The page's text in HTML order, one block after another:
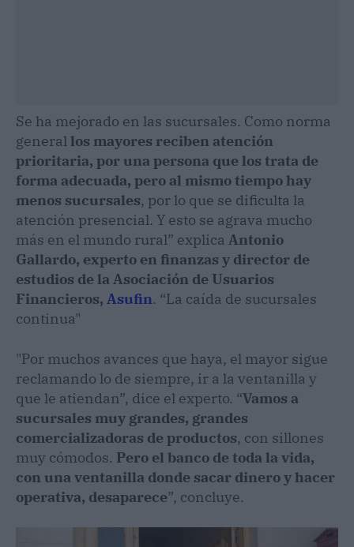
Se ha mejorado en las sucursales. Como norma
generallos mayores reciben atención
prioritaria, por una persona que los trata de
forma adecuada, pero al mismo tiempo hay
menos sucursales, por lo que se dificulta la
atención presencial. Y esto se agrava mucho
más en el mundo rural” explica Antonio
Gallardo, experto en finanzas y director de
estudios de la Asociación de Usuarios
Financieros, Asufin. “La caída de sucursales
continua"
"Por muchos avances que haya, el mayor sigue
reclamando lo de siempre, ir a la ventanilla y
que le atiendan”, dice el experto. “Vamos a
sucursales muy grandes, grandes
comercializadoras de productos, con sillones
muy cómodos. Pero el banco de toda la vida,
con una ventanilla donde sacar dinero y hacer
operativa, desaparece”, concluye.